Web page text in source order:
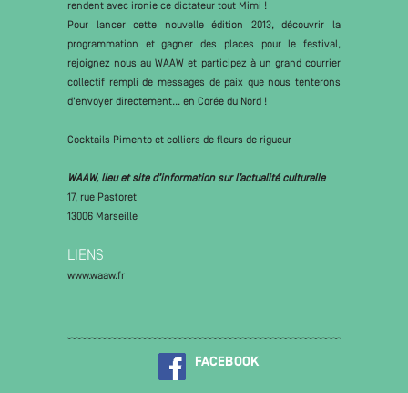
rendent avec ironie ce dictateur tout Mimi !
Pour lancer cette nouvelle édition 2013, découvrir la
programmation et gagner des places pour le festival,
rejoignez nous au WAAW et participez à un grand courrier
collectif rempli de messages de paix que nous tenterons
d'envoyer directement... en Corée du Nord !
Cocktails Pimento et colliers de fleurs de rigueur
WAAW, lieu et site d’information sur l’actualité culturelle
17, rue Pastoret
13006 Marseille
LIENS
www.waaw.fr
FACEBOOK